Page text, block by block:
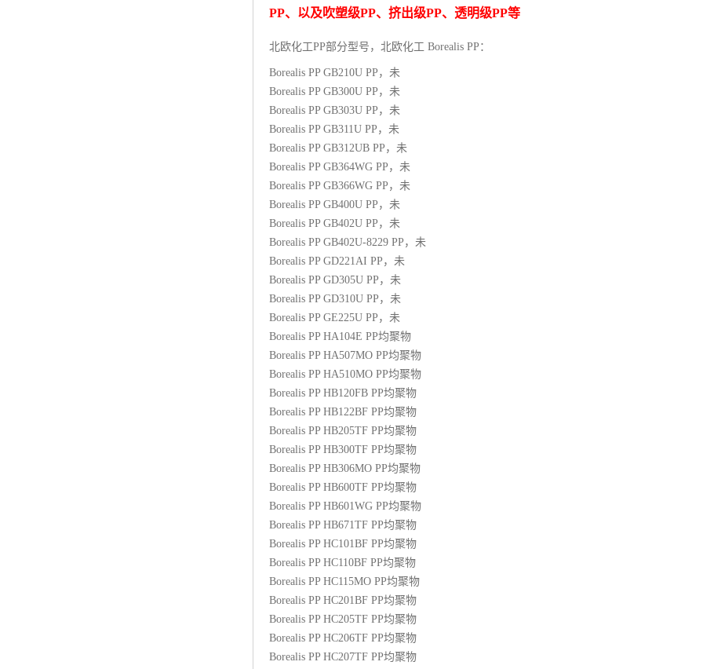
PP、以及吹塑级PP、挤出级PP、透明级PP等
北欧化工PP部分型号，北欧化工 Borealis PP：
Borealis PP GB210U PP ，未
Borealis PP GB300U PP ，未
Borealis PP GB303U PP ，未
Borealis PP GB311U PP ，未
Borealis PP GB312UB PP ，未
Borealis PP GB364WG PP ，未
Borealis PP GB366WG PP ，未
Borealis PP GB400U PP ，未
Borealis PP GB402U PP ，未
Borealis PP GB402U-8229 PP ，未
Borealis PP GD221AI PP ，未
Borealis PP GD305U PP ，未
Borealis PP GD310U PP ，未
Borealis PP GE225U PP ，未
Borealis PP HA104E PP均聚物
Borealis PP HA507MO PP均聚物
Borealis PP HA510MO PP均聚物
Borealis PP HB120FB PP均聚物
Borealis PP HB122BF PP均聚物
Borealis PP HB205TF PP均聚物
Borealis PP HB300TF PP均聚物
Borealis PP HB306MO PP均聚物
Borealis PP HB600TF PP均聚物
Borealis PP HB601WG PP均聚物
Borealis PP HB671TF PP均聚物
Borealis PP HC101BF PP均聚物
Borealis PP HC110BF PP均聚物
Borealis PP HC115MO PP均聚物
Borealis PP HC201BF PP均聚物
Borealis PP HC205TF PP均聚物
Borealis PP HC206TF PP均聚物
Borealis PP HC207TF PP均聚物